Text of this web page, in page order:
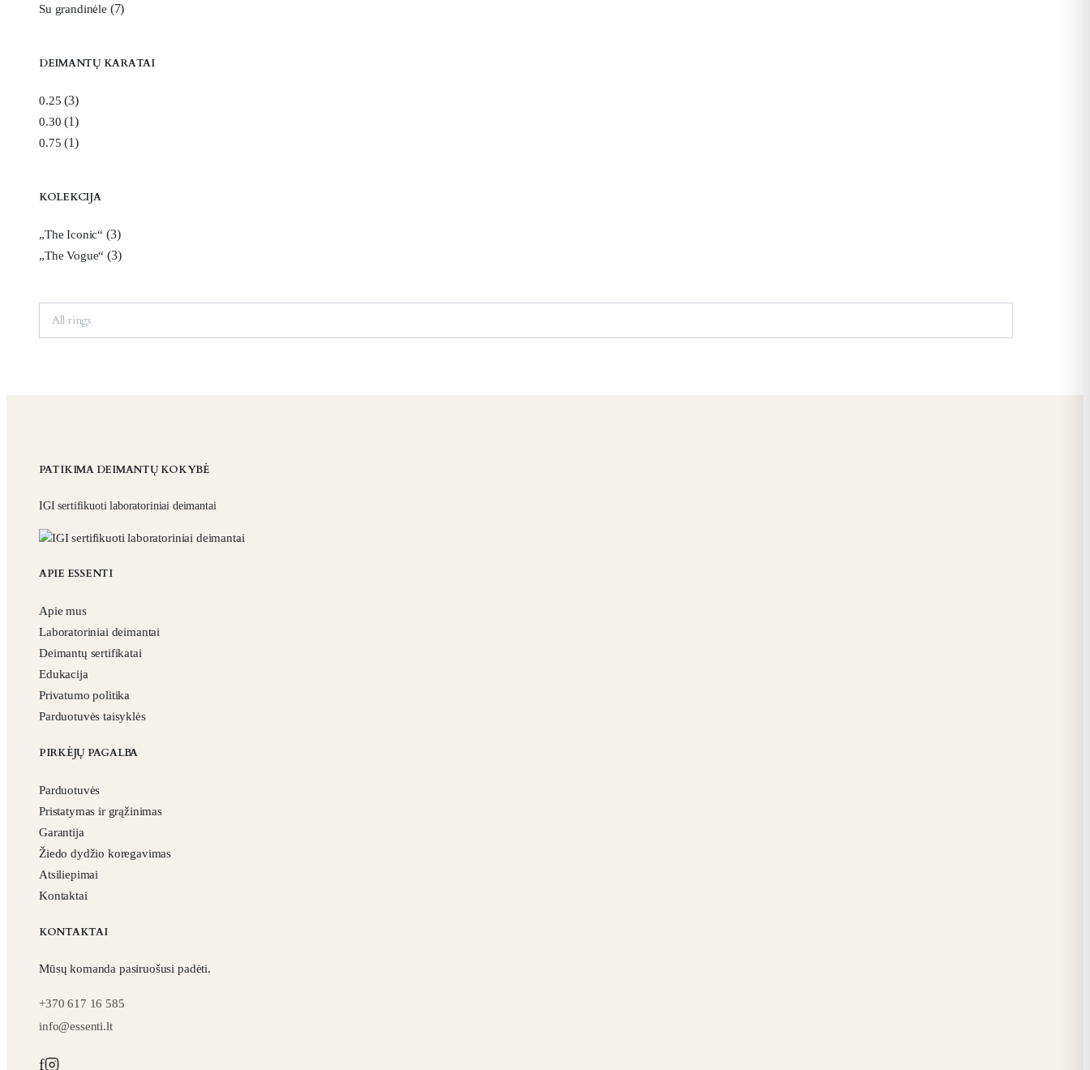
Su grandinėle (7)
DEIMANTŲ KARATAI
0.25 (3)
0.30 (1)
0.75 (1)
KOLEKCIJA
„The Iconic“ (3)
„The Vogue“ (3)
PATIKIMA DEIMANTŲ KOKYBĖ
IGI sertifikuoti laboratoriniai deimantai
APIE ESSENTI
Apie mus
Laboratoriniai deimantai
Deimantų sertifikatai
Edukacija
Privatumo politika
Parduotuvės taisyklės
PIRKĖJŲ PAGALBA
Parduotuvės
Pristatymas ir grąžinimas
Garantija
Žiedo dydžio koregavimas
Atsiliepimai
Kontaktai
KONTAKTAI
Mūsų komanda pasiruošusi padėti.
+370 617 16 585
info@essenti.lt
f